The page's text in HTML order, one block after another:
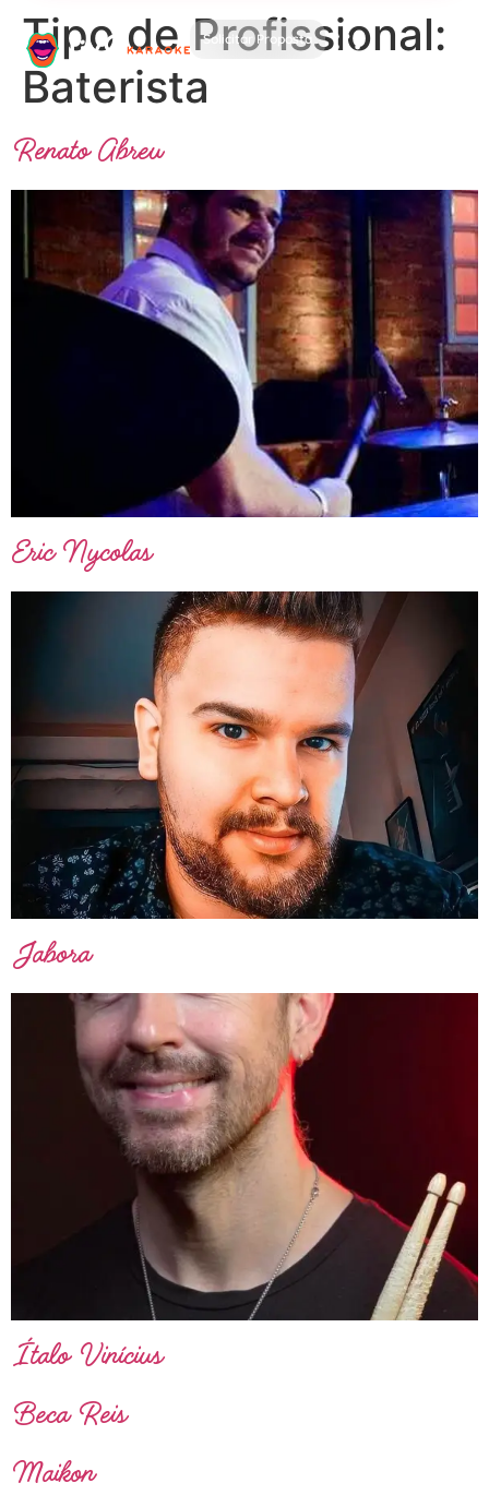
Solicitar Proposta
Tipo de Profissional:
Baterista
Renato Abreu
Eric Nycolas
Jabora
Ítalo Vinícius
Beca Reis
Maikon